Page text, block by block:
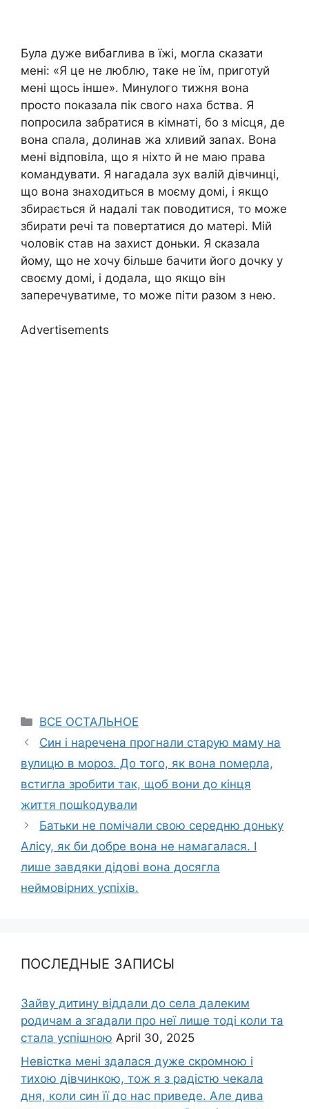
Була дуже вибаглива в їжі, могла сказати
мені: «Я це не люблю, таке не їм, приготуй
мені щось інше». Минулого тижня вона
просто показала пік свого наха бства. Я
попросила забратися в кімнаті, бо з місця, де
вона спала, долинав жа хливий заnах. Вона
мені відповіла, що я ніхто й не маю права
командувати. Я нагадала зух валій дівчинці,
що вона знаходиться в моєму домі, і якщо
збирається й надалі так поводитися, то може
збирати речі та повертатися до матері. Мій
чоловік став на захист доньки. Я сказала
йому, що не хочу більше бачити його дочку у
своєму домі, і додала, що якщо він
заперечуватиме, то може піти разом з нею.
Advertisements
Categories
ВСЕ ОСТАЛЬНОЕ
Син і наречена прогнали старую маму на
вулицю в мороз. До того, як вона nомерла,
встигла зробити так, щоб вони до кінця
життя пошkодували
Батьки не помічали свою середню доньку
Алісу, як би добре вона не намагалася. І
лише завдяки дідові вона досягла
неймовірних успіхів.
ПОСЛЕДНЫЕ ЗАПИСЫ
Зайву дитину віддали до села далеким
родичам а згадали про неї лише тоді коли та
стала успішною April 30, 2025
Невістка мені здалася дуже скромною і
тихою дівчинкою, тож я з радістю чекала
дня, коли син її до нас приведе. Але дива